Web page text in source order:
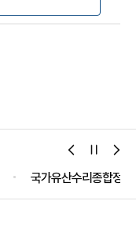
국가유산수리종합정보